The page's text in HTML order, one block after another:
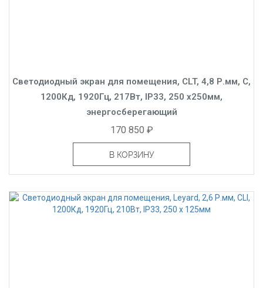
Светодиодный экран для помещения, CLT, 4,8 Р.мм, C,
1200Кд, 1920Гц, 217Вт, IP33, 250 x250мм,
энергосберегающий
170 850 ₽
В КОРЗИНУ